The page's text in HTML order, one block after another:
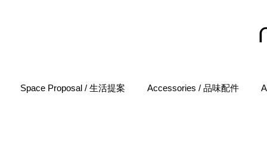
Space Proposal / 生活提案 Accessories / 品味配件